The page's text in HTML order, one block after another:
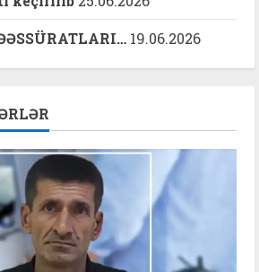
19.06.2026